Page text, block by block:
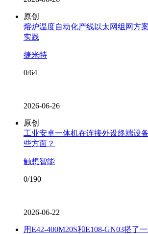
原创
熔炉温度自动化产线以太网组网方
实践
捷米特
0/64
2026-06-26
原创
工业安卓一体机在连接外设终端设
些方面？
触想智能
0/190
2026-06-22
用E42-400M20S和E108-GN03搭了